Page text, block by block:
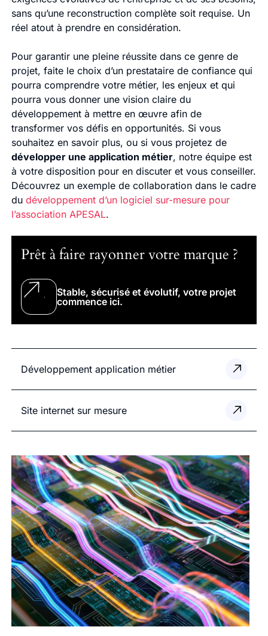
sans qu’une reconstruction complète soit requise. Un
réel atout à prendre en considération.
Pour garantir une pleine réussite dans ce genre de
projet, faite le choix d’un prestataire de confiance qui
pourra comprendre votre métier, les enjeux et qui
pourra vous donner une vision claire du
développement à mettre en œuvre afin de
transformer vos défis en opportunités. Si vous
souhaitez en savoir plus, ou si vous projetez de
développer une application métier, notre équipe est
à votre disposition pour en discuter et vous conseiller.
Découvrez un exemple de collaboration dans le cadre
du développement d’un logiciel sur-mesure pour
l’association APESAL.
Prêt à faire rayonner votre marque ?
Stable, sécurisé et évolutif, votre projet
commence ici.
Développement application métier
Site internet sur mesure